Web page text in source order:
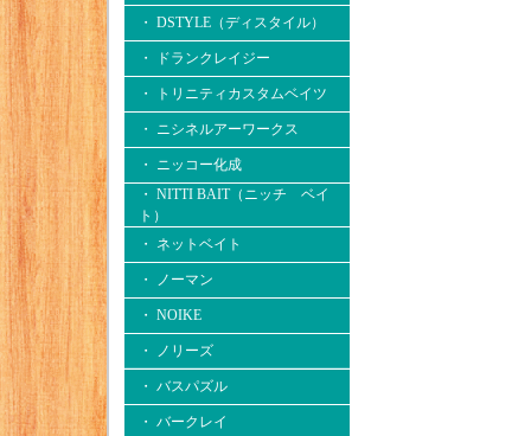
・ DSTYLE（ディスタイル）
・ ドランクレイジー
・ トリニティカスタムベイツ
・ ニシネルアーワークス
・ ニッコー化成
・ NITTI BAIT（ニッチ ベイ
ト）
・ ネットベイト
・ ノーマン
・ NOIKE
・ ノリーズ
・ バスパズル
・ バークレイ